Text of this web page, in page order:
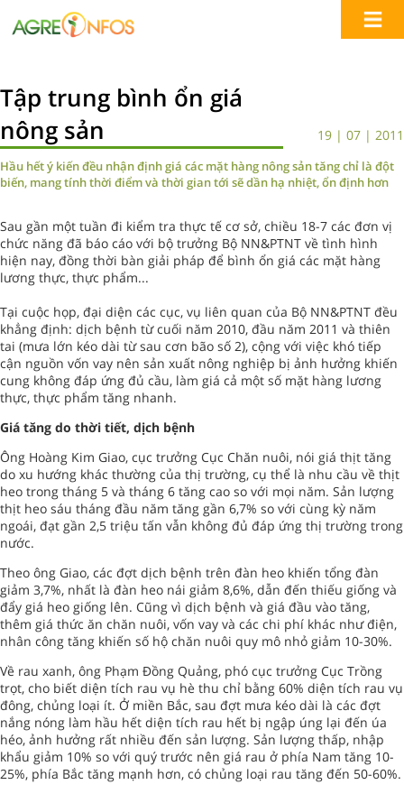
Tập trung bình ổn giá
nông sản
19 | 07 | 2011
Hầu hết ý kiến đều nhận định giá các mặt hàng nông sản tăng chỉ là đột
biến, mang tính thời điểm và thời gian tới sẽ dần hạ nhiệt, ổn định hơn
Sau gần một tuần đi kiểm tra thực tế cơ sở, chiều 18-7 các đơn vị
chức năng đã báo cáo với bộ trưởng Bộ NN&PTNT về tình hình
hiện nay, đồng thời bàn giải pháp để bình ổn giá các mặt hàng
lương thực, thực phẩm...
Tại cuộc họp, đại diện các cục, vụ liên quan của Bộ NN&PTNT đều
khẳng định: dịch bệnh từ cuối năm 2010, đầu năm 2011 và thiên
tai (mưa lớn kéo dài từ sau cơn bão số 2), cộng với việc khó tiếp
cận nguồn vốn vay nên sản xuất nông nghiệp bị ảnh hưởng khiến
cung không đáp ứng đủ cầu, làm giá cả một số mặt hàng lương
thực, thực phẩm tăng nhanh.
Giá tăng do thời tiết, dịch bệnh
Ông Hoàng Kim Giao, cục trưởng Cục Chăn nuôi, nói giá thịt tăng
do xu hướng khác thường của thị trường, cụ thể là nhu cầu về thịt
heo trong tháng 5 và tháng 6 tăng cao so với mọi năm. Sản lượng
thịt heo sáu tháng đầu năm tăng gần 6,7% so với cùng kỳ năm
ngoái, đạt gần 2,5 triệu tấn vẫn không đủ đáp ứng thị trường trong
nước.
Theo ông Giao, các đợt dịch bệnh trên đàn heo khiến tổng đàn
giảm 3,7%, nhất là đàn heo nái giảm 8,6%, dẫn đến thiếu giống và
đẩy giá heo giống lên. Cũng vì dịch bệnh và giá đầu vào tăng,
thêm giá thức ăn chăn nuôi, vốn vay và các chi phí khác như điện,
nhân công tăng khiến số hộ chăn nuôi quy mô nhỏ giảm 10-30%.
Về rau xanh, ông Phạm Đồng Quảng, phó cục trưởng Cục Trồng
trọt, cho biết diện tích rau vụ hè thu chỉ bằng 60% diện tích rau vụ
đông, chủng loại ít. Ở miền Bắc, sau đợt mưa kéo dài là các đợt
nắng nóng làm hầu hết diện tích rau hết bị ngập úng lại đến úa
héo, ảnh hưởng rất nhiều đến sản lượng. Sản lượng thấp, nhập
khẩu giảm 10% so với quý trước nên giá rau ở phía Nam tăng 10-
25%, phía Bắc tăng mạnh hơn, có chủng loại rau tăng đến 50-60%.